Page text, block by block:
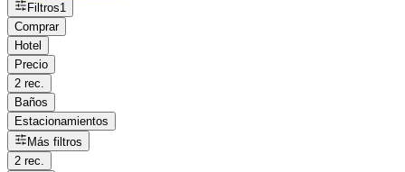
Filtros1
Comprar
Hotel
Precio
2 rec.
Baños
Estacionamientos
Más filtros
2 rec.